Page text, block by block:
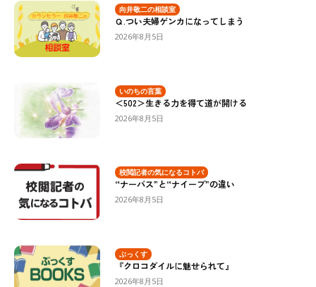
向井敬二の相談室
Ｑ.つい夫婦ゲンカになってしまう
2026年8月5日
いのちの言葉
＜502＞生きる力を得て道が開ける
2026年8月5日
校閲記者の気になるコトバ
“ナーバス”と“ナイーブ”の違い
2026年8月5日
ぶっくす
『クロコダイルに魅せられて』
2026年8月5日